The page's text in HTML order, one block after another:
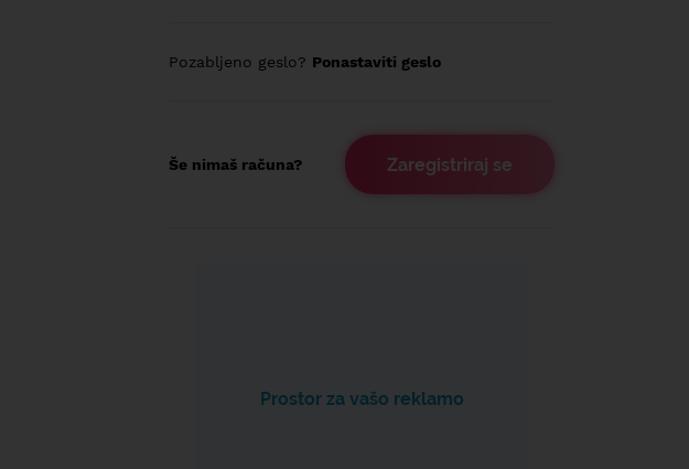
Pozabljeno geslo? Ponastaviti geslo
Še nimaš računa? Zaregistriraj se
Prostor za vašo reklamo